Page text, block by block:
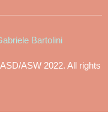
Bartolini
ASW 2022. All rights